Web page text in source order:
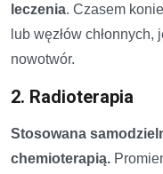
leczenia. Czasem
lub węzłów
nowotwór.
2. Radioterapia
Stosowana
chemioterapią.